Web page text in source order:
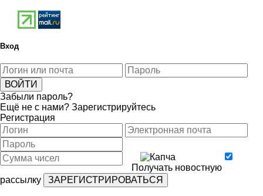
Вход
Забыли пароль?
Ещё не с нами? Зарегистрируйтесь
Регистрация
Получать новостную
рассылку